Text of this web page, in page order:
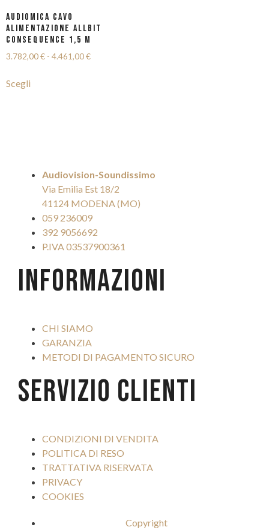
AUDIOMICA CAVO
ALIMENTAZIONE ALLBIT
CONSEQUENCE 1,5 m
3.782,00€ - 4.461,00€
Scegli
Audiovision-Soundissimo
Via Emilia Est 18/2
41124 MODENA (MO)
059 236009
392 9056692
P.IVA 03537900361
INFORMAZIONI
CHI SIAMO
GARANZIA
METODI DI PAGAMENTO SICURO
SERVIZIO CLIENTI
CONDIZIONI DI VENDITA
POLITICA DI RESO
TRATTATIVA RISERVATA
PRIVACY
COOKIES
Copyright